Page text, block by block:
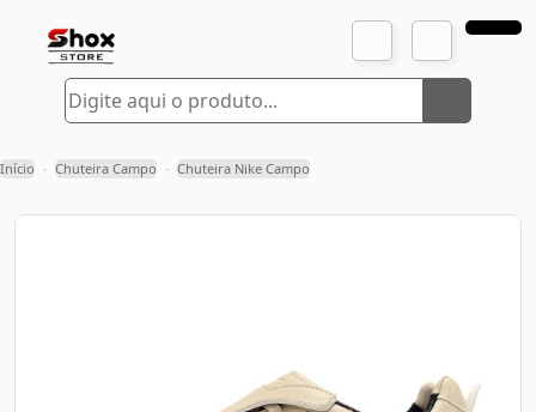
Início › Chuteira Campo › Chuteira Nike Campo